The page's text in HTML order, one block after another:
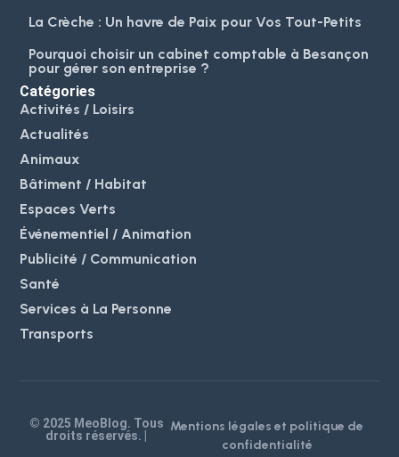
La Crèche : Un havre de Paix pour Vos Tout-Petits
Pourquoi choisir un cabinet comptable à Besançon
pour gérer son entreprise ?
Catégories
Activités / Loisirs
Actualités
Animaux
Bâtiment / Habitat
Espaces Verts
Événementiel / Animation
Publicité / Communication
Santé
Services à La Personne
Transports
© 2025 MeoBlog. Tous
droits réservés. |
Mentions légales et politique de
confidentialité